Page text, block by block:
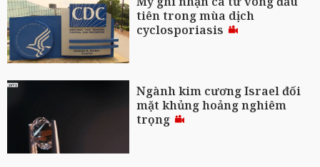
tiên trong mùa dịch
cyclosporiasis
Ngành kim cương Israel đối
mặt khủng hoảng nghiêm
trọng